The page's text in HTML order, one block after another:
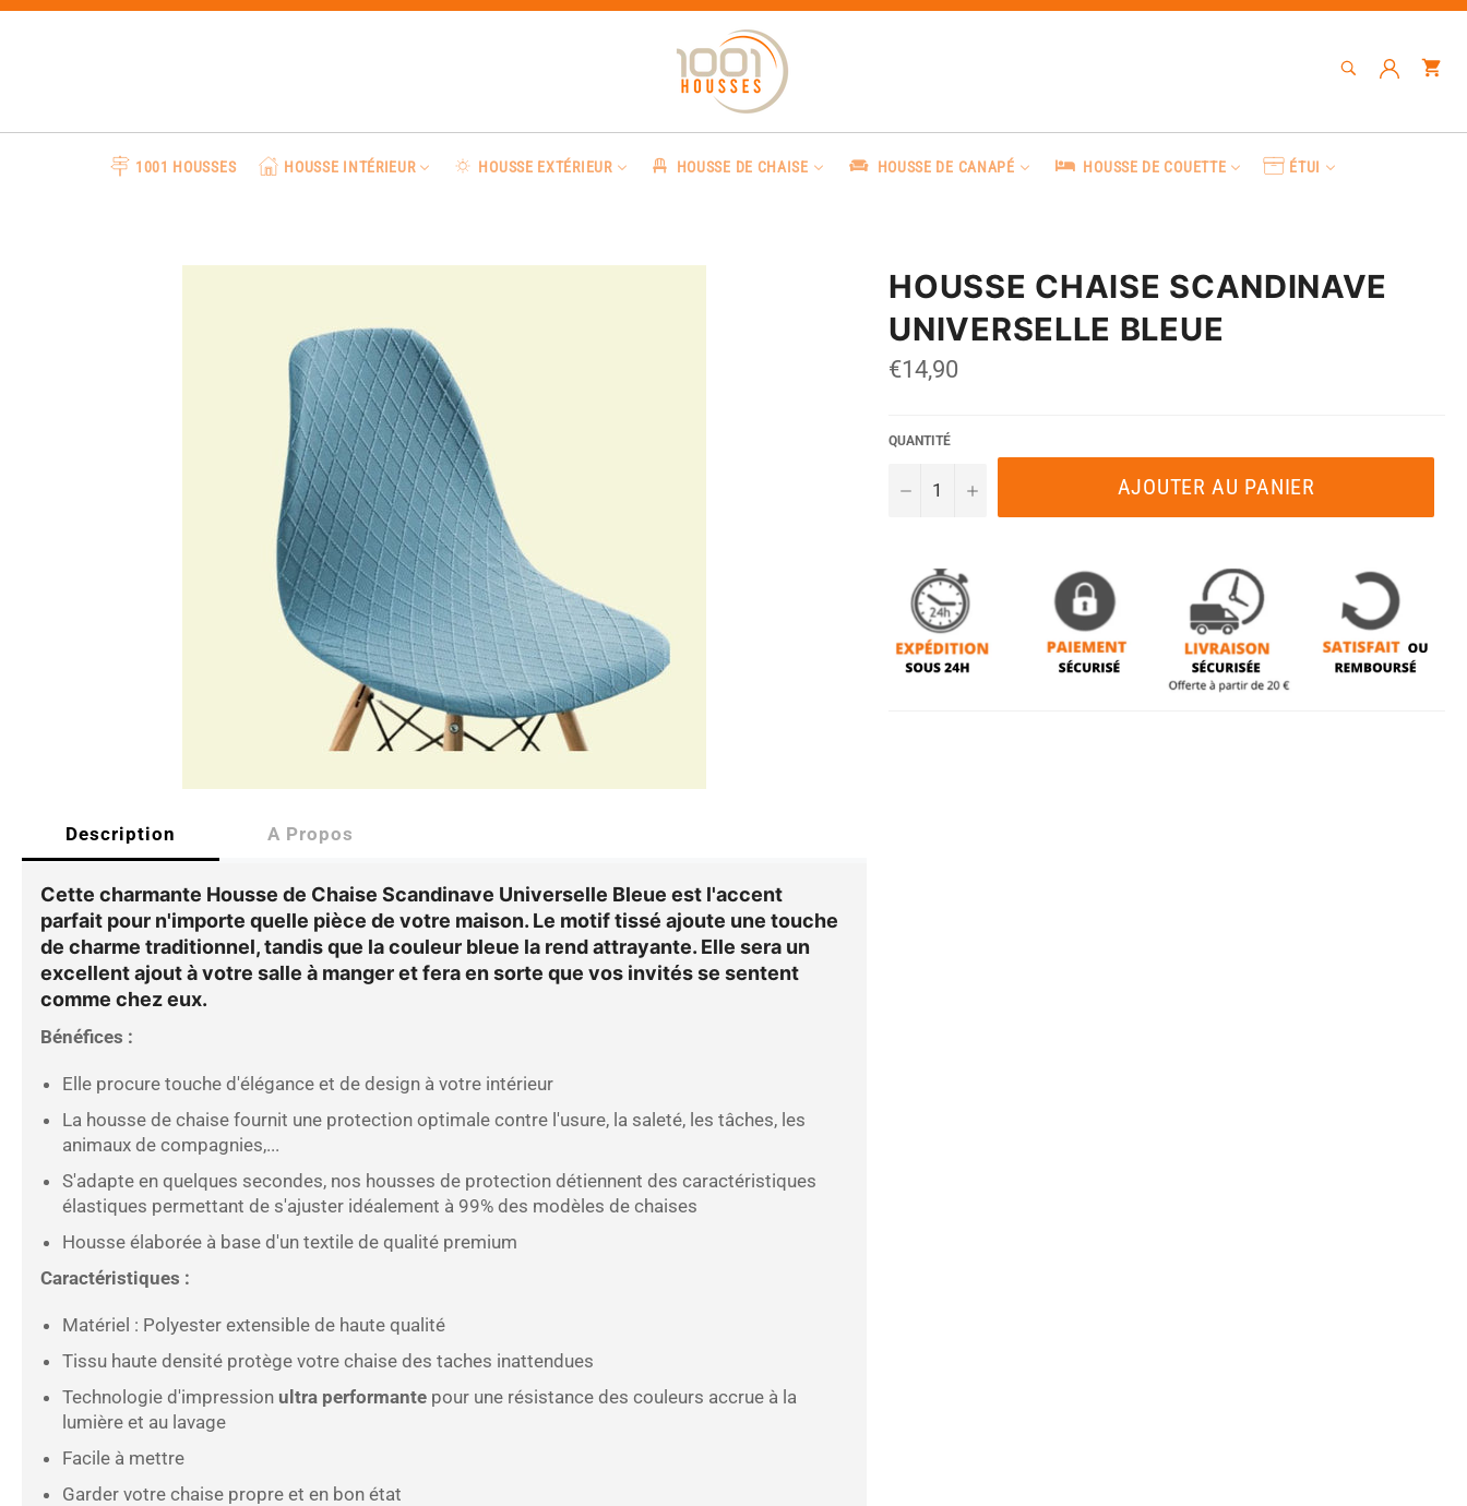
Passer
RECHERCHE
Recherche
1001 HOUSSES HOUSSE INTÉRIEUR HOUSSE EXTÉRIEUR HOUSSE DE CHAISE HOUSSE DE CANAPÉ HOUSSE DE COUETTE ÉTUI
Description A Propos
Cette charmante Housse de Chaise Scandinave Universelle Bleue est l'accent
parfait pour n'importe quelle pièce de votre maison. Le motif tissé ajoute une touche
de charme traditionnel, tandis que la couleur bleue la rend attrayante. Elle sera un
excellent ajout à votre salle à manger et fera en sorte que vos invités se sentent
comme chez eux.
Bénéfices :
Elle procure touche d'élégance et de design à votre intérieur
La housse de chaise fournit une protection optimale contre l'usure, la saleté, les tâches, les
animaux de compagnies,...
S'adapte en quelques secondes, nos housses de protection détiennent des caractéristiques
élastiques permettant de s'ajuster idéalement à 99% des modèles de chaises
Housse élaborée à base d'un textile de qualité premium
Caractéristiques :
Matériel : Polyester extensible de haute qualité
Tissu haute densité protège votre chaise des taches inattendues
Technologie d'impression ultra performante pour une résistance des couleurs accrue à la
lumière et au lavage
Facile à mettre
Garder votre chaise propre et en bon état
HOUSSE CHAISE SCANDINAVE
UNIVERSELLE BLEUE
Prix
régulier
€14,90
QUANTITÉ
− + AJOUTER AU PANIER